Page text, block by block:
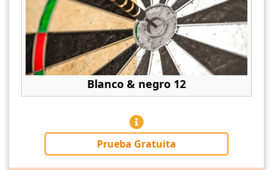
Blanco & negro 12
Prueba Gratuita